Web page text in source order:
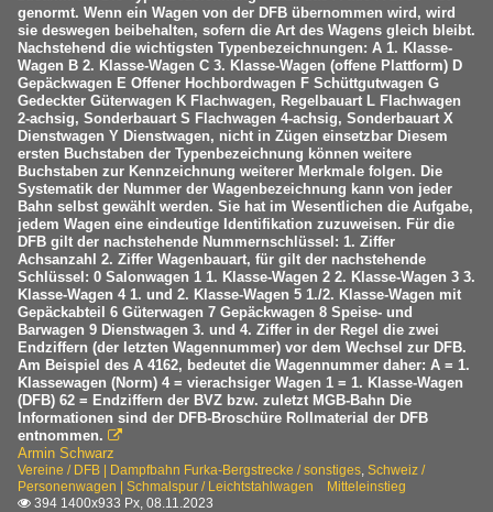
genormt. Wenn ein Wagen von der DFB übernommen wird, wird
sie deswegen beibehalten, sofern die Art des Wagens gleich bleibt.
Nachstehend die wichtigsten Typenbezeichnungen: A 1. Klasse-
Wagen B 2. Klasse-Wagen C 3. Klasse-Wagen (offene Plattform) D
Gepäckwagen E Offener Hochbordwagen F Schüttgutwagen G
Gedeckter Güterwagen K Flachwagen, Regelbauart L Flachwagen
2-achsig, Sonderbauart S Flachwagen 4-achsig, Sonderbauart X
Dienstwagen Y Dienstwagen, nicht in Zügen einsetzbar Diesem
ersten Buchstaben der Typenbezeichnung können weitere
Buchstaben zur Kennzeichnung weiterer Merkmale folgen. Die
Systematik der Nummer der Wagenbezeichnung kann von jeder
Bahn selbst gewählt werden. Sie hat im Wesentlichen die Aufgabe,
jedem Wagen eine eindeutige Identifikation zuzuweisen. Für die
DFB gilt der nachstehende Nummernschlüssel: 1. Ziffer
Achsanzahl 2. Ziffer Wagenbauart, für gilt der nachstehende
Schlüssel: 0 Salonwagen 1 1. Klasse-Wagen 2 2. Klasse-Wagen 3 3.
Klasse-Wagen 4 1. und 2. Klasse-Wagen 5 1./2. Klasse-Wagen mit
Gepäckabteil 6 Güterwagen 7 Gepäckwagen 8 Speise- und
Barwagen 9 Dienstwagen 3. und 4. Ziffer in der Regel die zwei
Endziffern (der letzten Wagennummer) vor dem Wechsel zur DFB.
Am Beispiel des A 4162, bedeutet die Wagennummer daher: A = 1.
Klassewagen (Norm) 4 = vierachsiger Wagen 1 = 1. Klasse-Wagen
(DFB) 62 = Endziffern der BVZ bzw. zuletzt MGB-Bahn Die
Informationen sind der DFB-Broschüre Rollmaterial der DFB
entnommen. 
Armin Schwarz
Vereine / DFB | Dampfbahn Furka-Bergstrecke / sonstiges Schweiz /
Personenwagen | Schmalspur / Leichtstahlwagen Mitteleinstieg
 394 1400x933 Px, 08.11.2023